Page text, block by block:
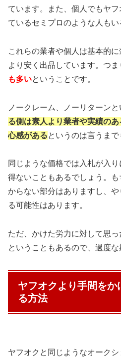
ています。また、個人でもヤ
ているセミプロのような人もい
これらの業者や個人は基本的
より安く出品しています。つま
も多いということです。
ノークレーム、ノーリターンと
る側は素人より業者や実績のあ
心感があるというのは言うまで
同じような価格では入札が入
得ないこともあるでしょう。
からない部分はありますし、
る可能性はあります。
ただ、かけた労力に対して思
ということもあるので、過度な
ヤフオクより手間をか
る方法
ヤフオクと同じようなオーク